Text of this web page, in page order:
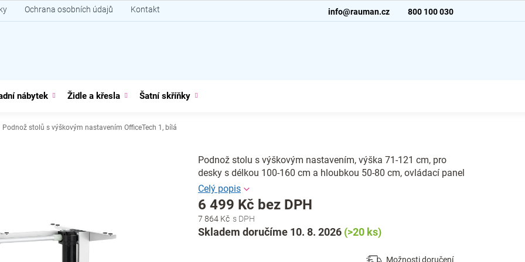
800 100 030
info@rauman.cz
Ochrana osobních údajů Kontakt
nábytek Židle a křesla Šatní skříňky
Podnož stolů s výškovým nastavením OfficeTech 1, bílá
7 864 Kč
6 499 Kč bez DPH
Měrná
cena:
Skladem doručíme 10. 8. 2026 (>20 ks)
Možnosti doručení
Podnož stolu s výškovým nastavením, výška 71-121 cm, pro
desky s délkou 100-160 cm a hloubkou 50-80 cm, ovládací panel